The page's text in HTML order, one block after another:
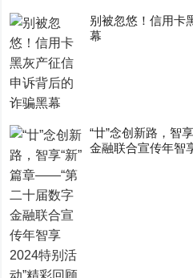
别被忽悠！信用卡
幕
“廿”念创新路，智
金融联合宣传年智